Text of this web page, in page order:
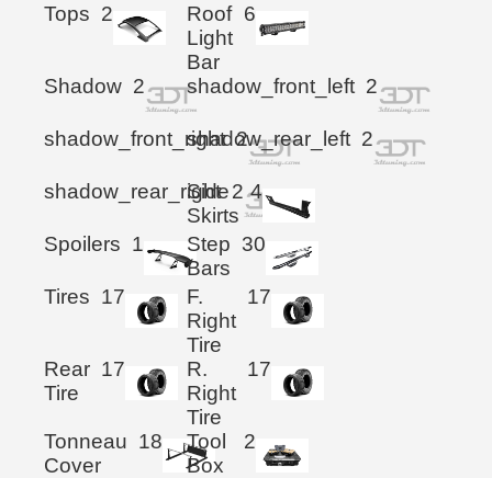
Tops 2
Roof
Light
Bar
6
Shadow 2 shadow_front_left 2
shadow_front_right 2
shadow_rear_left 2
shadow_rear_right 2
Side
Skirts
4
Spoilers 1
Step
Bars
30
Tires 17
F.
Right
Tire
17
Rear
Tire
17
R.
Right
Tire
17
Tonneau
Cover
18
Tool
Box
2